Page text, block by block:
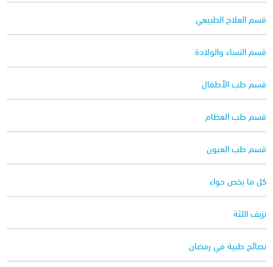
قسم العلاج الطبيعي
قسم النساء والولادة
قسم طب الأطفال
قسم طب العظام
قسم طب العيون
كل ما يخص حواء
نزيف اللثة
نصائح طبية في رمضان